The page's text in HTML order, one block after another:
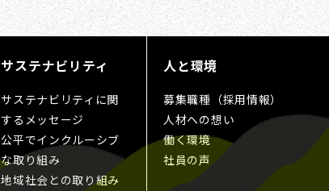
サステナビリティ
サステナビリティに関
するメッセージ
公平でインクルーシブ
な取り組み
地域社会との取り組み
人と環境
募集職種（採用情報）
人材への想い
働く環境
社員の声